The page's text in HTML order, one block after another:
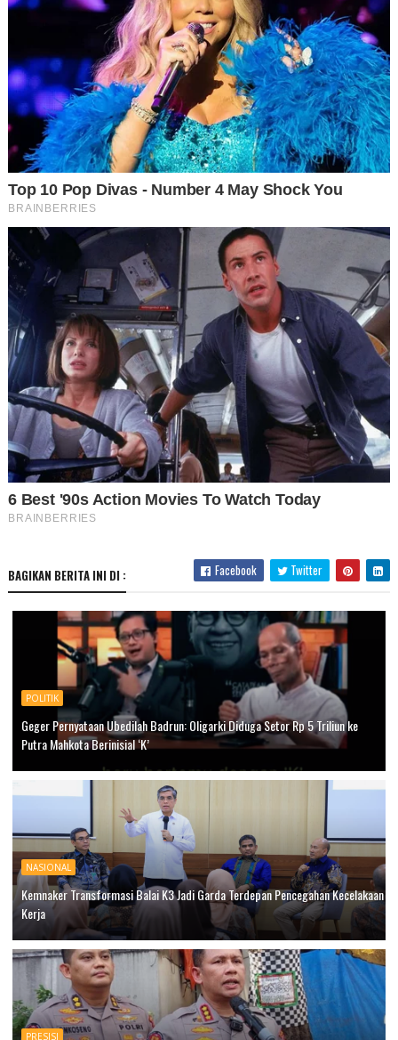
BAGIKAN BERITA INI DI : Facebook Twitter
POLITIK
Geger Pernyataan Ubedilah Badrun: Oligarki Diduga Setor Rp 5 Triliun ke
Putra Mahkota Berinisial ‘K’
NASIONAL
Kemnaker Transformasi Balai K3 Jadi Garda Terdepan Pencegahan Kecelakaan
Kerja
PRESISI